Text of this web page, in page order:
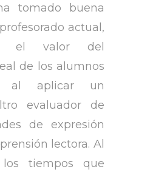
tomado buena
actual,
el valor del
de los alumnos
al aplicar un
evaluador de
de expresión
lectora. Al
tiempos que